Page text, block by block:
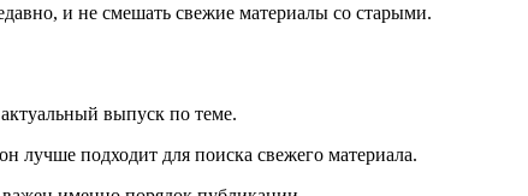
и не смешать свежие материалы со старыми.
выпуск по теме.
лучше подходит для поиска свежего материала.